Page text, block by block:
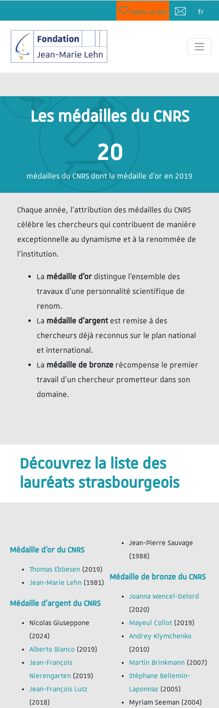
Faites un don fr
Les médailles du CNRS
médailles du CNRS dont la médaille d'or en 2019
20
Chaque année, l’attribution des médailles du CNRS
célèbre les chercheurs qui contribuent de manière
exceptionnelle au dynamisme et à la renommée de
l’institution.
La médaille d’or distingue l’ensemble des
travaux d’une personnalité scientifique de
renom.
La médaille d’argent est remise à des
chercheurs déjà reconnus sur le plan national
et international.
La médaille de bronze récompense le premier
travail d’un chercheur prometteur dans son
domaine.
Découvrez la liste des
lauréats strasbourgeois
Médaille d’or du CNRS
Thomas Ebbesen (2019)
Jean-Marie Lehn (1981)
Médaille d’argent du CNRS
Nicolas Giuseppone
(2024)
Alberto Bianco (2019)
Jean-François
Nierengarten (2019)
Jean-François Lutz
(2018)
Jean-Pierre Sauvage
(1988)
Médaille de bronze du CNRS
Joanna Wencel-Delord
(2020)
Mayeul Collot (2019)
Andrey Klymchenko
(2010)
Martin Brinkmann (2007)
Stéphane Bellemin-
Laponnaz (2005)
Myriam Seeman (2004)